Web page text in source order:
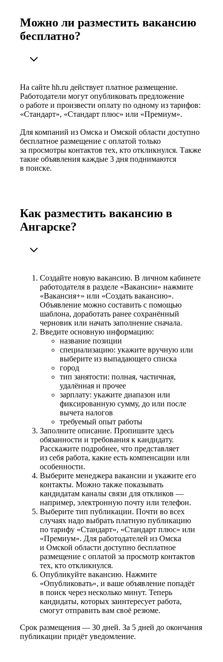
Можно ли разместить вакансию
бесплатно?
На сайте hh.ru действует платное размещение.
Работодатели могут опубликовать предложение
о работе и произвести оплату по одному из тарифов:
«Стандарт», «Стандарт плюс» или «Премиум».
Для компаний из Омска и Омской области доступно
бесплатное размещение с оплатой только
за просмотры контактов тех, кто откликнулся. Также
такие объявления каждые 3 дня поднимаются
в поиске.
Как разместить вакансию в
Ангарске?
Создайте новую вакансию. В личном кабинете
работодателя в разделе «Вакансии» нажмите
«Вакансия+» или «Создать вакансию».
Объявление можно составить с помощью
шаблона, доработать ранее сохранённый
черновик или начать заполнение сначала.
Введите основную информацию:
название позиции
специализацию: укажите вручную или
выберите из выпадающего списка
город
тип занятости: полная, частичная,
удалённая и прочее
зарплату: укажите диапазон или
фиксированную сумму, до или после
вычета налогов
требуемый опыт работы
Заполните описание. Пропишите здесь
обязанности и требования к кандидату.
Расскажите подробнее, что представляет
из себя работа, какие есть компенсации или
особенности.
Выберите менеджера вакансии и укажите его
контакты. Можно также показывать
кандидатам каналы связи для откликов —
например, электронную почту или телефон.
Выберите тип публикации. Почти во всех
случаях надо выбрать платную публикацию
по тарифу «Стандарт», «Стандарт плюс» или
«Премиум». Для работодателей из Омска
и Омской области доступно бесплатное
размещение с оплатой за просмотр контактов
тех, кто откликнулся.
Опубликуйте вакансию. Нажмите
«Опубликовать», и ваше объявление попадёт
в поиск через несколько минут. Теперь
кандидаты, которых заинтересует работа,
смогут отправить вам своё резюме.
Срок размещения — 30 дней. За 5 дней до окончания
публикации придёт уведомление.